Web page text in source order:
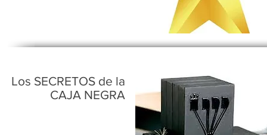
Los SECRETOS de la
CAJA NEGRA